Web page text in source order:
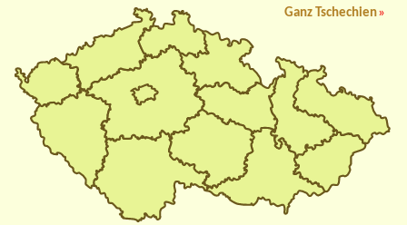
Ganz Tschechien»